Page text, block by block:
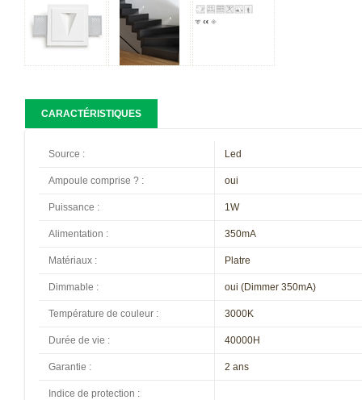
CARACTÉRISTIQUES
Source : Led
Ampoule comprise ? : oui
Puissance : 1W
Alimentation : 350mA
Matériaux : Platre
Dimmable : oui (Dimmer 350mA)
Température de couleur : 3000K
Durée de vie : 40000H
Garantie : 2 ans
Indice de protection :